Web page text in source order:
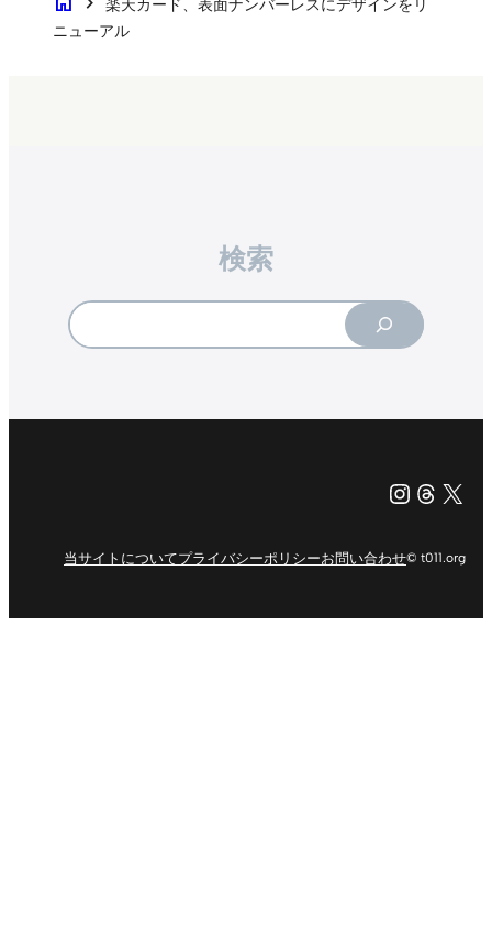
楽天カード、表面ナンバーレスにデザインをリ
ニューアル
検索
X（旧
当サイトについてプライバシーポリシーお問い合わせ© t011.org